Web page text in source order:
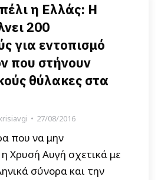
η Ελλάς: Η
200
για εντοπισμό
που στήνουν
θύλακες στα
27/08/2016
που να μην
η Χρυσή Αυγή σχετικά με
σύνορα και την